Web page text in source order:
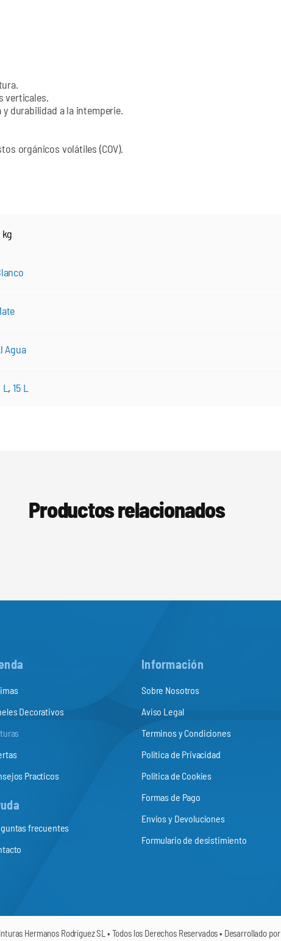
verticales.
durabilidad a la intemperie.
orgánicos volátiles (COV).
kg
Agua
,15 L
Productos relacionados
Decorativos
Practicos
frecuentes
Información
Sobre Nosotros
Aviso Legal
Terminos y Condiciones
Politica de Privacidad
Politica de Cookies
Formas de Pago
Envios y Devoluciones
Formulario de desistimiento
Hermanos Rodríguez SL • Todos los Derechos Reservados • Desarrollado por